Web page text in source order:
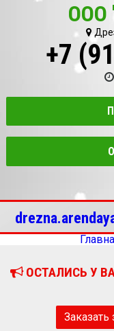
ООО
+7
ОСТАЛИСЬ У
Заказать